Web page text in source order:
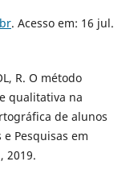
. Acesso em: 16 jul.
R. O método
qualitativa na
de alunos
e Pesquisas em
2019.